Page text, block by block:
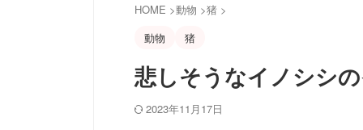
HOME >動物 >猪 >
動物
猪
悲しそうなイノシシ
2023年11月17日